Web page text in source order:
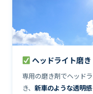
ヘッドライト磨き
専用の磨き剤でヘッド
き、 新車のような透明感